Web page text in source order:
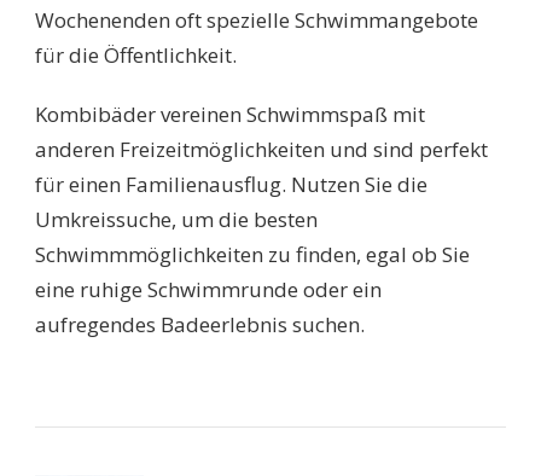
Wochenenden oft spezielle Schwimmangebote
für die Öffentlichkeit.
Kombibäder vereinen Schwimmspaß mit
anderen Freizeitmöglichkeiten und sind perfekt
für einen Familienausflug. Nutzen Sie die
Umkreissuche, um die besten
Schwimmmöglichkeiten zu finden, egal ob Sie
eine ruhige Schwimmrunde oder ein
aufregendes Badeerlebnis suchen.